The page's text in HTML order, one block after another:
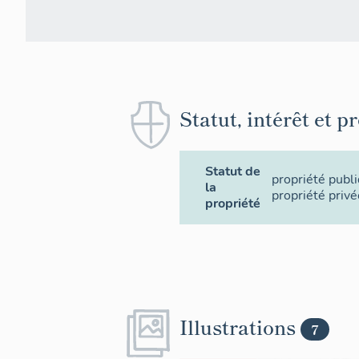
Statut, intérêt et
Statut de
la
propriété
propriété
propriété
Illustrations 7